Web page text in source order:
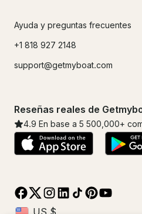
Ayuda y preguntas frecuentes
+1 818 927 2148
support@getmyboat.com
Reseñas reales de
4.9 En base a 5 500,000+